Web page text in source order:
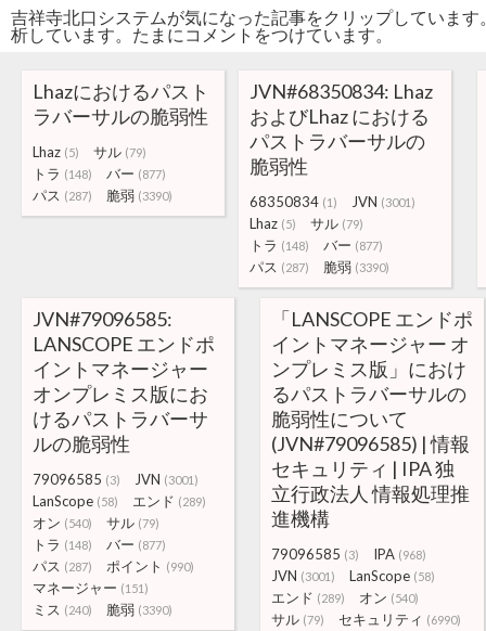
吉祥寺北口システムが気になった記事をクリップしていま
析しています。たまにコメントをつけています。
Lhazにおけるパスト
ラバーサルの脆弱性
Lhaz (5) サル (79)
トラ (148) バー (877)
パス (287) 脆弱 (3390)
JVN#68350834: Lhaz
およびLhaz における
パストラバーサルの
脆弱性
68350834 (1) JVN (3001)
Lhaz (5) サル (79)
トラ (148) バー (877)
パス (287) 脆弱 (3390)
JVN#79096585:
LANSCOPE エンドポ
イントマネージャー
オンプレミス版にお
けるパストラバーサ
ルの脆弱性
79096585 (3) JVN (3001)
LanScope (58) エンド (289)
オン (540) サル (79)
トラ (148) バー (877)
パス (287) ポイント (990)
マネージャー (151)
ミス (240) 脆弱 (3390)
「LANSCOPE エンドポ
イントマネージャー オ
ンプレミス版」におけ
るパストラバーサルの
脆弱性について
(JVN#79096585) | 情報
セキュリティ | IPA 独
立行政法人 情報処理推
進機構
79096585 (3) IPA (968)
JVN (3001) LanScope (58)
エンド (289) オン (540)
サル (79) セキュリティ (6990)